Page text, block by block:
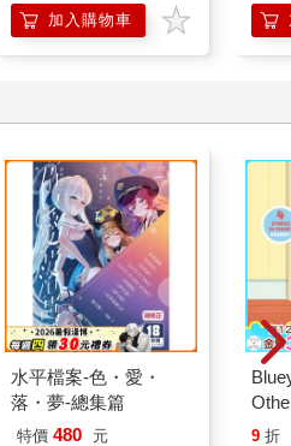
加入購物車
水平檔案-色・愛・
落・夢-總集篇
特價 480 元 9 折